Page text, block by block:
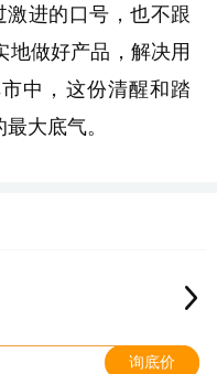
进的口号，也不跟
地做好产品，解决用
中，这份清醒和踏
大底气。
询底价